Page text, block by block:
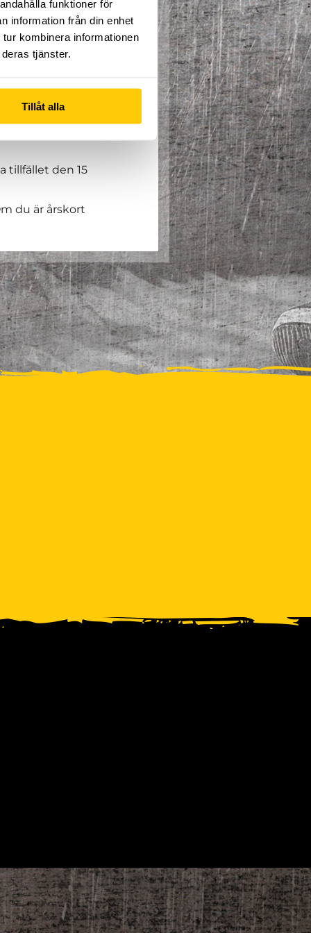
funktioner för
information från din enhet
kombinera informationen
tjänster.
Tillåt alla
där du
tillfället den 15
du är årskort